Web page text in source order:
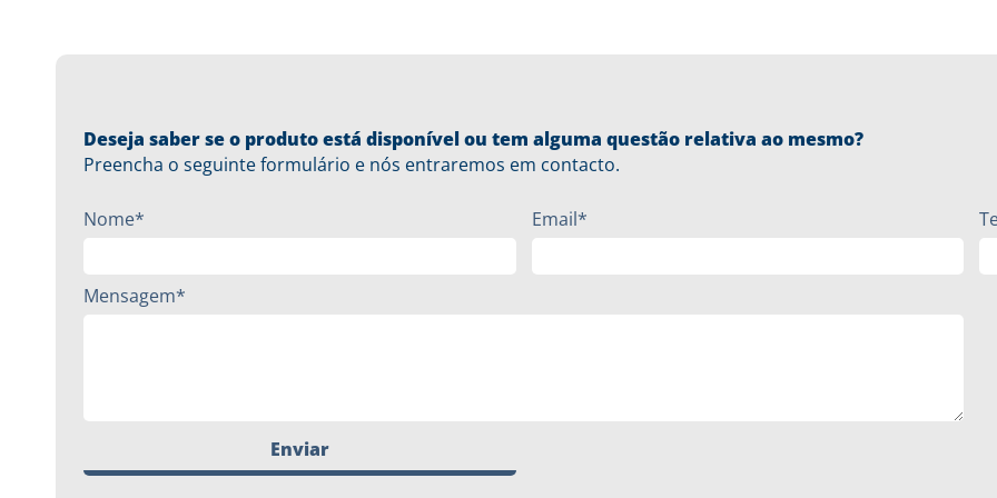
Deseja saber se o produto está disponível ou tem alguma questão relativa ao mesmo?
Preencha o seguinte formulário e nós entraremos em contacto.
Nome* Email*
Mensagem*
Enviar